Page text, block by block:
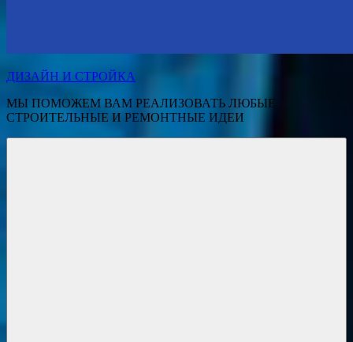
ДИЗАЙН И СТРОЙКА
МЫ ПОМОЖЕМ ВАМ РЕАЛИЗОВАТЬ ЛЮБЫЕ
СТРОИТЕЛЬНЫЕ И РЕМОНТНЫЕ ИДЕИ